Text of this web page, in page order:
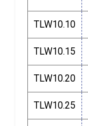
TLW10.10
TLW10.15
TLW10.20
TLW10.25